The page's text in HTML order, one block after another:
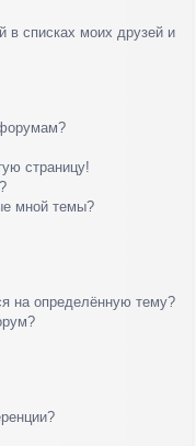
в списках моих друзей и
страницу!
мной темы?
на определённую тему?